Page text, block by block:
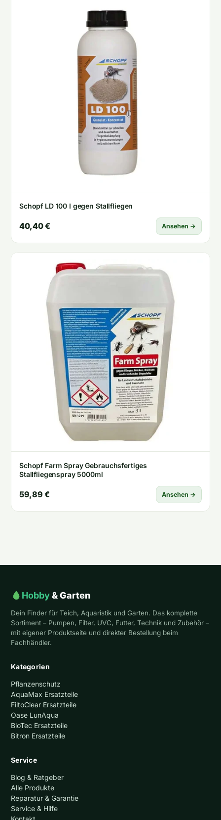
Schopf LD 100 I gegen Stallfliegen
40,40 € Ansehen →
Schopf Farm Spray Gebrauchsfertiges
Stallfliegenspray 5000ml
59,89 € Ansehen →
Hobby& Garten
Dein Finder für Teich, Aquaristik und Garten. Das komplette
Sortiment – Pumpen, Filter, UVC, Futter, Technik und Zubehör –
mit eigener Produktseite und direkter Bestellung beim
Fachhändler.
Kategorien
Pflanzenschutz
AquaMax Ersatzteile
FiltoClear Ersatzteile
Oase LunAqua
BioTec Ersatzteile
Bitron Ersatzteile
Service
Blog & Ratgeber
Alle Produkte
Reparatur & Garantie
Service & Hilfe